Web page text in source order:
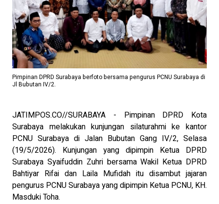
Pimpinan DPRD Surabaya berfoto bersama pengurus PCNU Surabaya di
Jl Bubutan IV/2.
JATIMPOS.CO//SURABAYA - Pimpinan DPRD Kota
Surabaya melakukan kunjungan silaturahmi ke kantor
PCNU Surabaya di Jalan Bubutan Gang IV/2, Selasa
(19/5/2026). Kunjungan yang dipimpin Ketua DPRD
Surabaya Syaifuddin Zuhri bersama Wakil Ketua DPRD
Bahtiyar Rifai dan Laila Mufidah itu disambut jajaran
pengurus PCNU Surabaya yang dipimpin Ketua PCNU, KH.
Masduki Toha.